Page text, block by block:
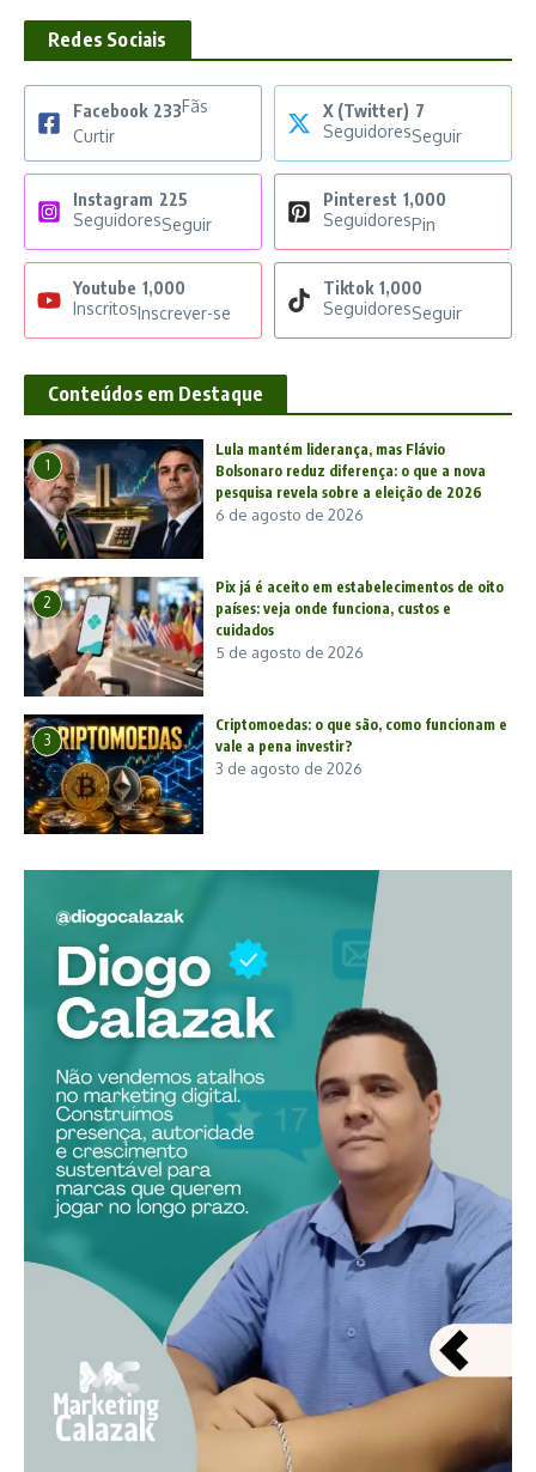
Redes Sociais
Facebook 233Fãs
Curtir
X (Twitter) 7
SeguidoresSeguir
Instagram 225
SeguidoresSeguir
Pinterest 1,000
SeguidoresPin
Youtube 1,000
InscritosInscrever-se
Tiktok 1,000
SeguidoresSeguir
Conteúdos em Destaque
1
Lula mantém liderança, mas Flávio
Bolsonaro reduz diferença: o que a nova
pesquisa revela sobre a eleição de 2026
6 de agosto de 2026
2
Pix já é aceito em estabelecimentos de oito
países: veja onde funciona, custos e
cuidados
5 de agosto de 2026
3
Criptomoedas: o que são, como funcionam e
vale a pena investir?
3 de agosto de 2026